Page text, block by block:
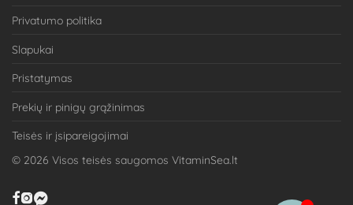
Privatumo politika
Slapukai
Pristatymas
Prekių ir pinigų grąžinimas
Teisės ir įsipareigojimai
© 2026 Visos teisės saugomos VitaminSea.lt